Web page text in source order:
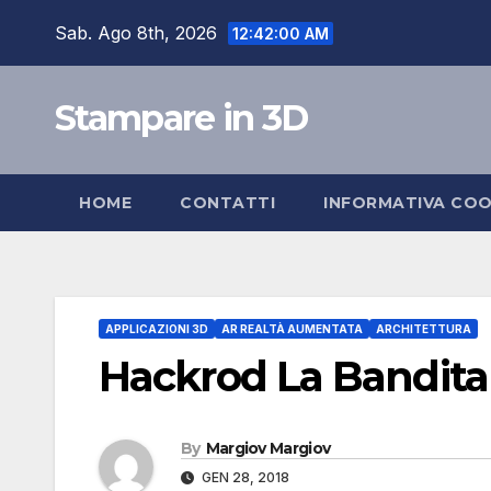
Sab. Ago 8th, 2026 12:42:01 AM
Stampare in 3D
HOME CONTATTI INFORMATIVA
APPLICAZIONI 3D AR REALTÀ AUMENTATA ARCHITETTURA
Hackrod La
By Margiov Margiov
GEN 28, 2018